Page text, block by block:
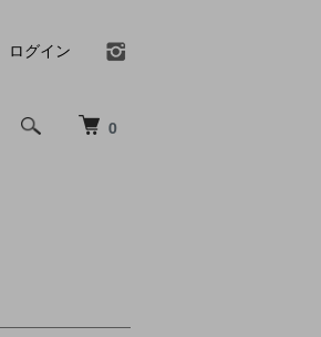
0
ログイン